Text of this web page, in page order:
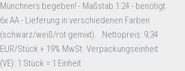
Münchners begeben! - Maßstab 1:24 - benötigt
6x AA - Lieferung in verschiedenen Farben
(schwarz/weiß/rot gemixt). Nettopreis: 9,34
EUR/Stück + 19% MwSt. Verpackungseinheit
(VE): 1 Stück = 1 Einheit